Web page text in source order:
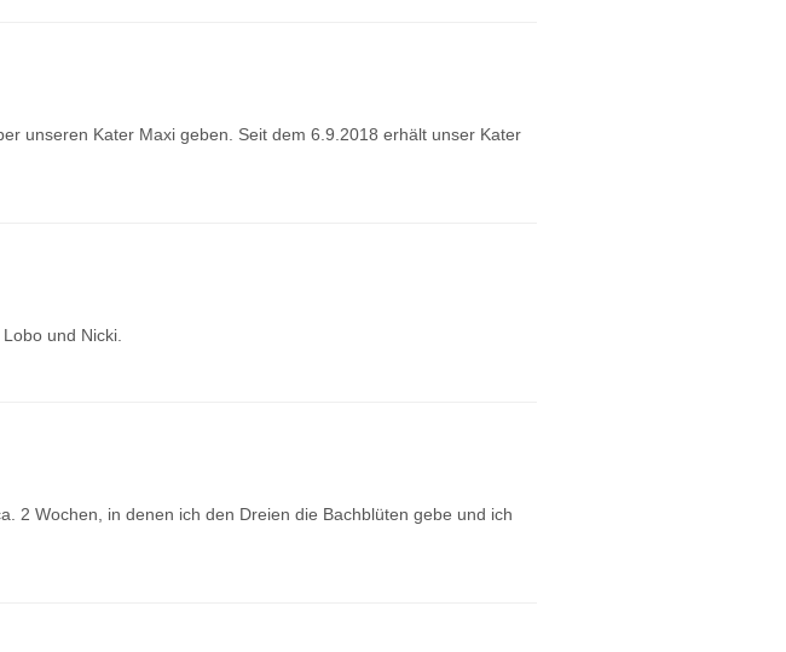
unseren Kater Maxi geben. Seit dem 6.9.2018 erhält unser Kater
und Nicki.
2 Wochen, in denen ich den Dreien die Bachblüten gebe und ich